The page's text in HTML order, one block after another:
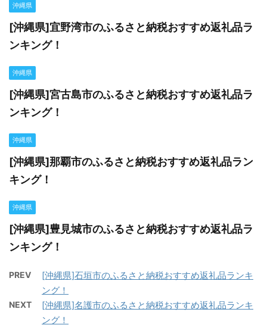
沖縄県
[沖縄県]宜野湾市のふるさと納税おすすめ返礼品ラ
ンキング！
沖縄県
[沖縄県]宮古島市のふるさと納税おすすめ返礼品ラ
ンキング！
沖縄県
[沖縄県]那覇市のふるさと納税おすすめ返礼品ラン
キング！
沖縄県
[沖縄県]豊見城市のふるさと納税おすすめ返礼品ラ
ンキング！
PREV
[沖縄県]石垣市のふるさと納税おすすめ返礼品ランキ
ング！
NEXT
[沖縄県]名護市のふるさと納税おすすめ返礼品ランキ
ング！